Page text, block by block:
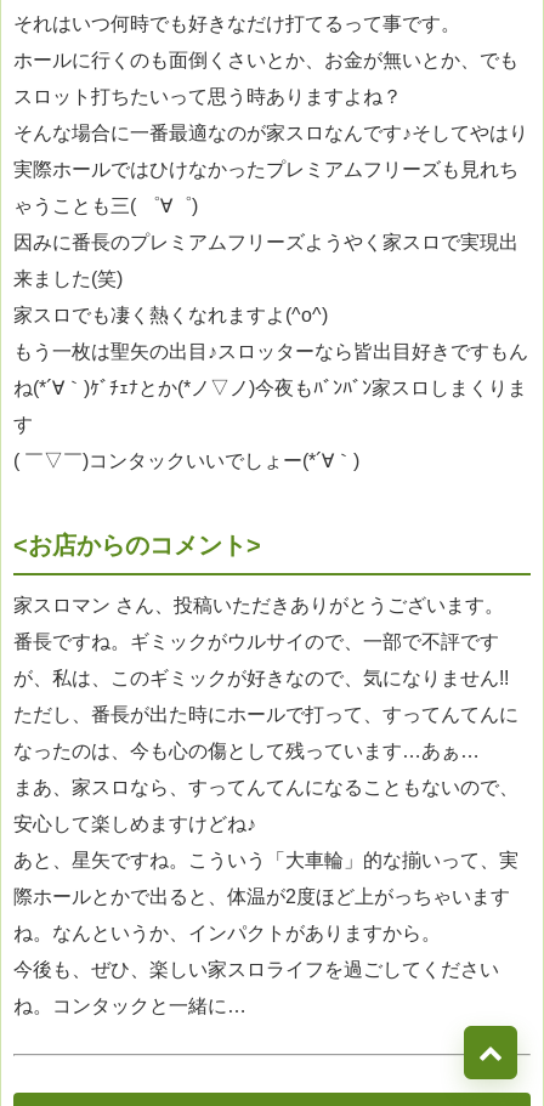
それはいつ何時でも好きなだけ打てるって事です。
ホールに行くのも面倒くさいとか、お金が無いとか、でも
スロット打ちたいって思う時ありますよね？
そんな場合に一番最適なのが家スロなんです♪そしてやはり
実際ホールではひけなかったプレミアムフリーズも見れち
ゃうことも三( ゜∀゜)
因みに番長のプレミアムフリーズようやく家スロで実現出
来ました(笑)
家スロでも凄く熱くなれますよ(^o^)
もう一枚は聖矢の出目♪スロッターなら皆出目好きですもん
ね(*´∀｀)ｹﾞﾁｪﾅとか(*ノ▽ノ)今夜もﾊﾞﾝﾊﾞﾝ家スロしまくりま
す
( ￣▽￣)コンタックいいでしょー(*´∀｀)
<お店からのコメント>
家スロマン さん、投稿いただきありがとうございます。
番長ですね。ギミックがウルサイので、一部で不評です
が、私は、このギミックが好きなので、気になりません!!
ただし、番長が出た時にホールで打って、すってんてんに
なったのは、今も心の傷として残っています…あぁ…
まあ、家スロなら、すってんてんになることもないので、
安心して楽しめますけどね♪
あと、星矢ですね。こういう「大車輪」的な揃いって、実
際ホールとかで出ると、体温が2度ほど上がっちゃいます
ね。なんというか、インパクトがありますから。
今後も、ぜひ、楽しい家スロライフを過ごしてください
ね。コンタックと一緒に…